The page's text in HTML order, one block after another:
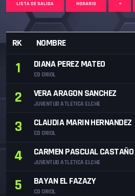
LISTA DE SALIDA HORARIO <
RK NOMBRE
1 DIANA PEREZ MATEO
CD ORIOL
2 VERA ARAGON SANCHEZ
JUVENTUD ATLETICA ELCHE
3 CLAUDIA MARIN HERNANDEZ
CD ORIOL
4 CARMEN PASCUAL CASTAÑO
JUVENTUD ATLETICA ELCHE
5 BAYAN EL FAZAZY
CD ORIOL